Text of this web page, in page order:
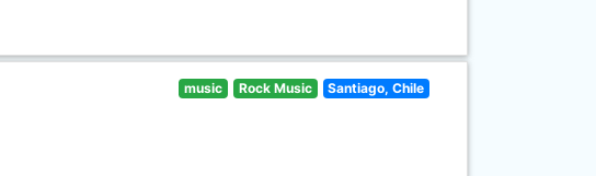
music Rock Music Santiago, Chile